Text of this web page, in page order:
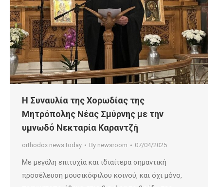
Η Συναυλία της Χορωδίας της
Μητρόπολης Νέας Σμύρνης με την
υμνωδό Νεκταρία Καραντζή
orthodox news today By newsroom 07/04/2025
Με μεγάλη επιτυχία και ιδιαίτερα σημαντική
προσέλευση μουσικόφιλου κοινού, και όχι μόνο,